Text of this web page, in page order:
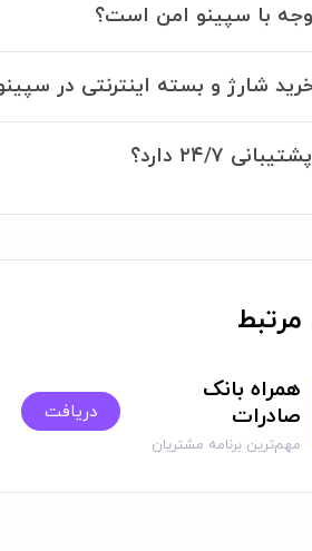
وجه با سپینو امن است؟
شارژ و بسته اینترنتی در
۲۴/۷ دارد؟
مرتبط
همراه بانک
صادرات
مهم‌ترین برنامه مشتریان
دریافت